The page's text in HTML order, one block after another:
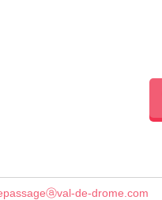
de-drome.com